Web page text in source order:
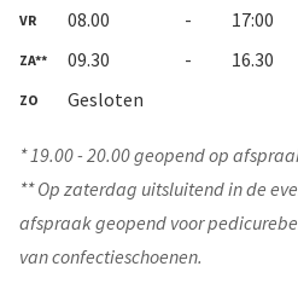
VR 08.00 - 17:00
ZA** 09.30 - 16.30
ZO Gesloten
* 19.00 - 20.00 geopend op
** Op zaterdag uitsluitend in de
afspraak geopend voor
van confectieschoenen.